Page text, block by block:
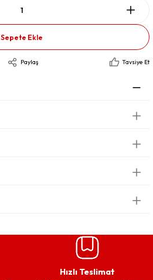
Sepete Ekle
Paylaş Tavsiye Et
Hızlı Teslimat